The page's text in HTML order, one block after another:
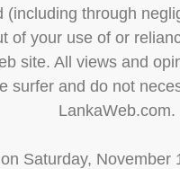
(including through
of your use of or
site. All views and
surfer and do not
LankaWeb.com.
Saturday, November